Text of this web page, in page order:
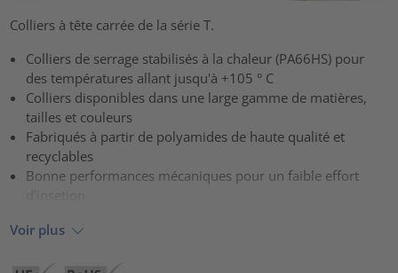
Colliers à tête carrée de la série T.
Colliers de serrage stabilisés à la chaleur (PA66HS) pour
des températures allant jusqu'à +105 ° C
Colliers disponibles dans une large gamme de matières,
tailles et couleurs
Fabriqués à partir de polyamides de haute qualité et
recyclables
Bonne performances mécaniques pour un faible effort
Voir plus